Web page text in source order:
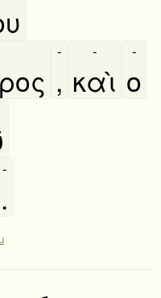
,
-
καὶ
-
ο
-
.
-